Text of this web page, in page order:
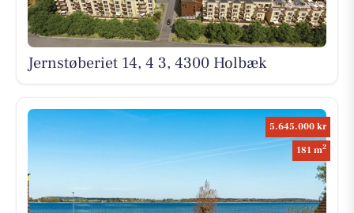
Jernstøberiet 14, 4 3, 4300 Holbæk
5.645.000 kr
181 m2